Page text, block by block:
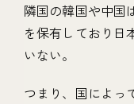
隣国の韓国や中国
を保有しており日
いない。
つまり、国によっ